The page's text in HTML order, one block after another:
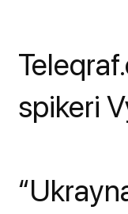
spikeri